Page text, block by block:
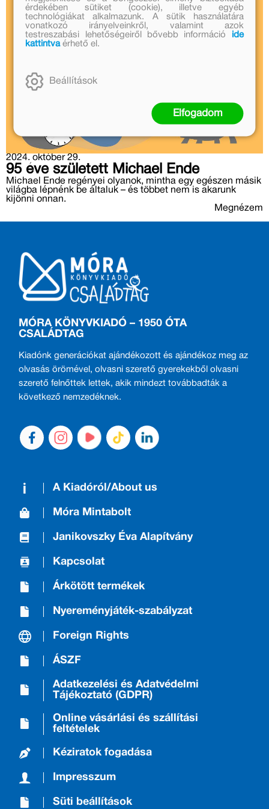
2024. október 29.
95 éve született Michael Ende
Michael Ende regényei olyanok, mintha egy egészen másik
világba lépnénk be általuk – és többet nem is akarunk
kijönni onnan.
Megnézem
MÓRA KÖNYVKIADÓ – 1950 ÓTA
CSALÁDTAG
Kiadónk generációkat ajándékozott és ajándékoz meg az
olvasás örömével, olvasni szerető gyerekekből olvasni
szerető felnőttek lettek, akik mindezt továbbadták a
következő nemzedéknek.
A Kiadóról/About us
Móra Mintabolt
Janikovszky Éva Alapítvány
Kapcsolat
Árkötött termékek
Nyereményjáték-szabályzat
Foreign Rights
ÁSZF
Adatkezelési és Adatvédelmi
Tájékoztató (GDPR)
Online vásárlási és szállítási
feltételek
Kéziratok fogadása
Impresszum
Süti beállítások
érdekében sütiket (cookie), illetve egyéb
technológiákat alkalmazunk. A sütik használatára
vonatkozó irányelveinkről, valamint azok
testreszabási lehetőségeiről bővebb információ
ide
kattintvaérhető el.
Beállítások
Elfogadom